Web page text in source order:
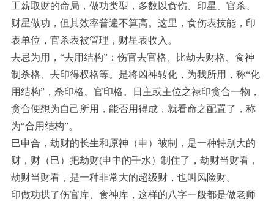
工薪取财的命局，做功类型，多数以食伤、印星、官杀、
财星做功，但其效率普遍不算高。这里，食伤表技能，印
表单位，官杀表被管理，财星表收入。
去忌为用，“去用结构”：伤官去官格、比劫去财格、食神
制杀格、去印得权格等。是将凶神转化，为我所用，称“化
用结构”，杀印格、官印格。日主或主位之禄印贪合一物，
贪合便想为自己所用，能否用得成，就看命之配置了，称
为“合用结构”。
巳申合，劫财的长生和原神（申）被制，是一种特别大的
财，财（巳）把劫财(申中的壬水）制住了，劫财当财看，
劫财当财看，是一种非常大的超级财，也叫风险财。
印做功拱了伤官库、食神库，这样的八字一般都是做老师